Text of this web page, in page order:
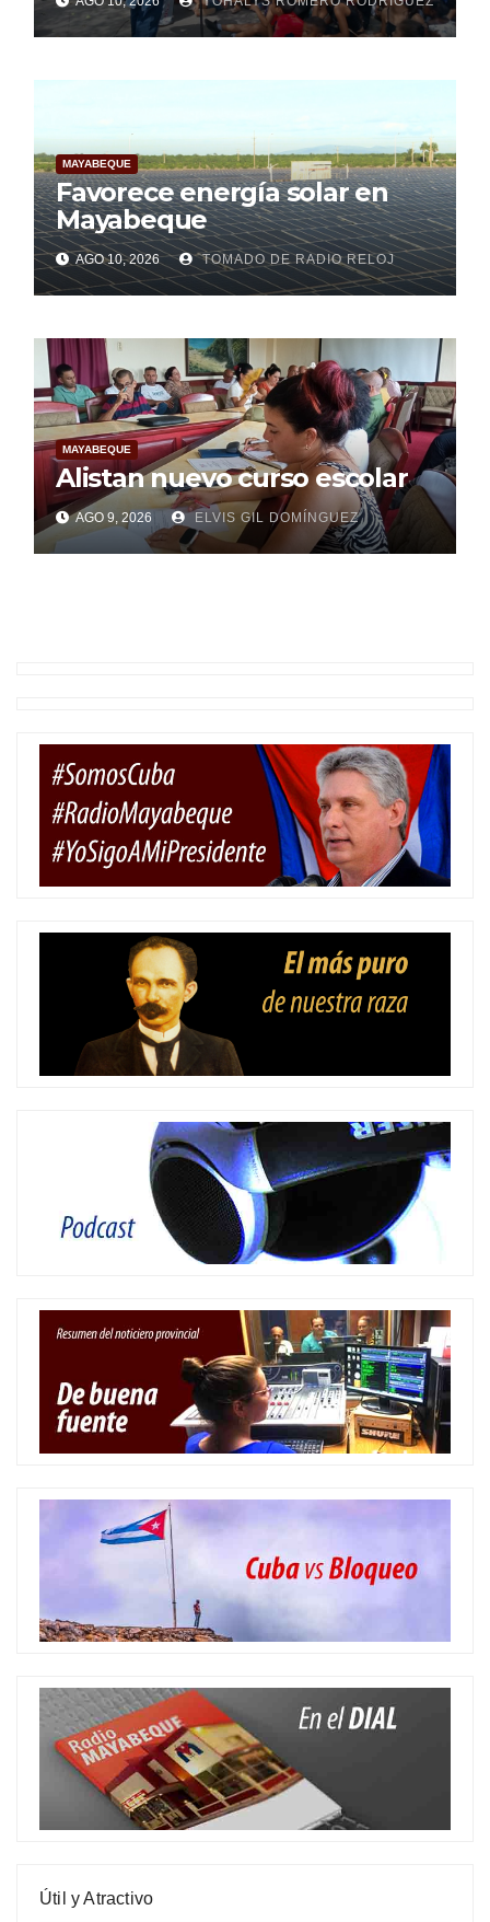
de la Juventud y el
Centenario de Fidel
MAYABEQUE
Favorece energía solar en
Mayabeque
AGO 10, 2026 TOMADO DE RADIO RELOJ
MAYABEQUE
Alistan nuevo curso escolar
AGO 9, 2026 ELVIS GIL DOMÍNGUEZ
Útil y Atractivo